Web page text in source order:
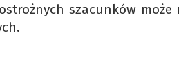
szacunków